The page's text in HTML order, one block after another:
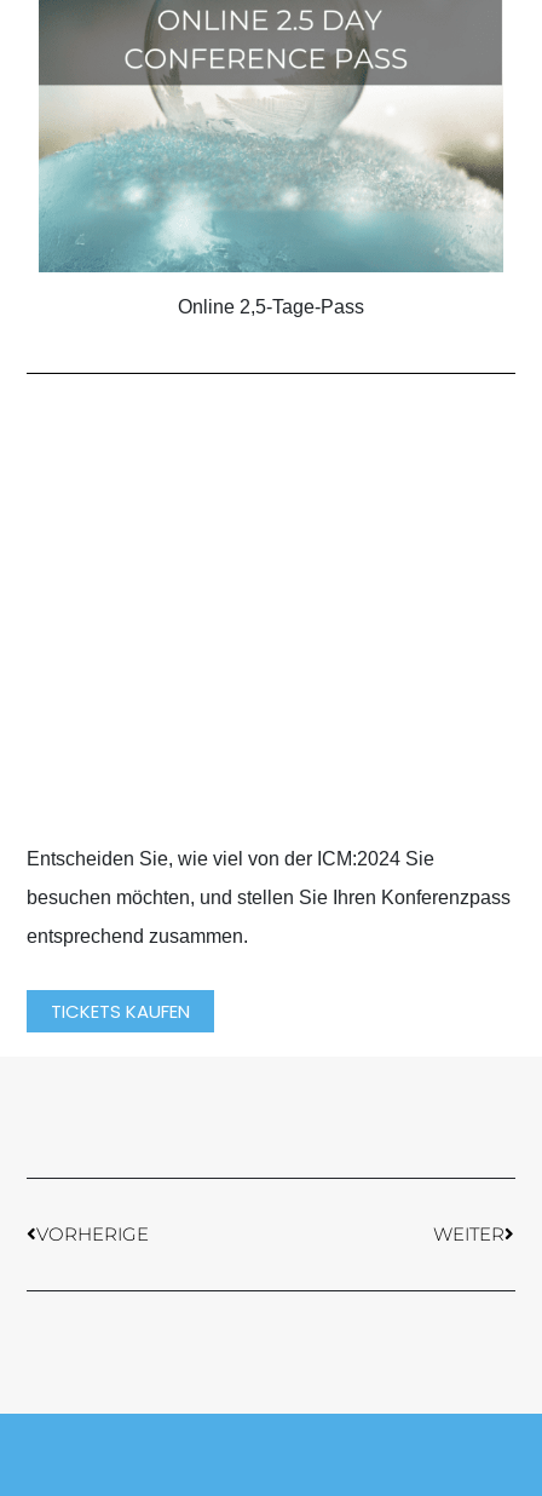
Online 2,5-Tage-Pass
Entscheiden Sie, wie viel von der ICM:2024 Sie
besuchen möchten, und stellen Sie Ihren Konferenzpass
entsprechend zusammen.
TICKETS KAUFEN
VORHERIGE WEITER